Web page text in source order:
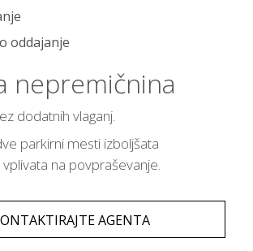
oddajanje
nepremičnina
dodatnih vlaganj.
parkirni mesti izboljšata
na povpraševanje.
AGENTA